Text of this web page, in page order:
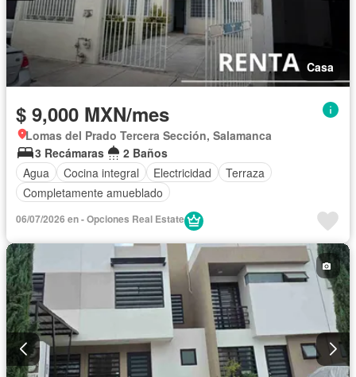
Casa
$ 9,000 MXN/mes
Lomas del Prado Tercera Sección, Salamanca
3 Recámaras
2 Baños
Agua
Cocina integral Electricidad
Terraza
Completamente amueblado
06/07/2026 en - Opciones Real Estate